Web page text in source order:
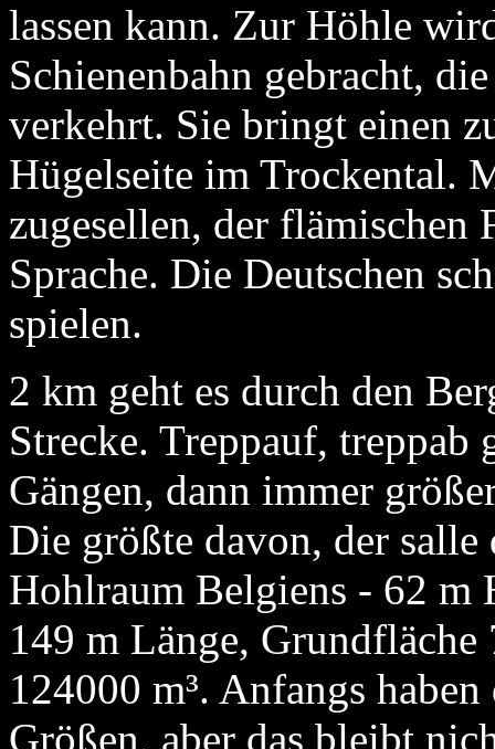
lassen kann. Zur Höhle
Schienenbahn gebracht,
verkehrt. Sie bringt einen
Hügelseite im Trockental.
zugesellen, der flämischen
Sprache. Die Deutschen
spielen.
2 km geht es durch den
Strecke. Treppauf, treppab
Gängen, dann immer
Die größte davon, der
Hohlraum Belgiens - 62 m
149 m Länge, Grundfläche
124000 m³. Anfangs
Größen, aber das bleibt